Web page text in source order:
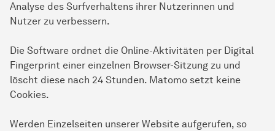
Analyse des Surfverhaltens ihrer Nutzerinnen und
Nutzer zu verbessern.
Die Software ordnet die Online-Aktivitäten per Digital
Fingerprint einer einzelnen Browser-Sitzung zu und
löscht diese nach 24 Stunden. Matomo setzt keine
Cookies.
Werden Einzelseiten unserer Website aufgerufen, so